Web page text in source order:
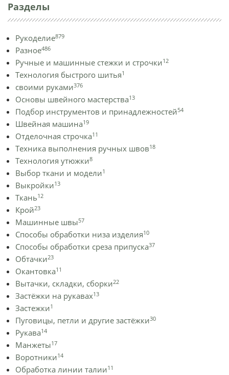
Разделы
Рукоделие879
Разное486
Ручные и машинные стежки и строчки12
Технология быстрого шитья1
своими руками376
Основы швейного мастерства13
Подбор инструментов и принадлежностей54
Швейная машина19
Отделочная строчка11
Техника выполнения ручных швов18
Технология утюжки8
Выбор ткани и модели1
Выкройки13
Ткань12
Крой23
Машинные швы57
Способы обработки низа изделия10
Способы обработки среза припуска37
Обтачки23
Окантовка11
Вытачки, складки, сборки22
Застёжки на рукавах13
Застежки1
Пуговицы, петли и другие застёжки30
Рукава14
Манжеты17
Воротники14
Обработка линии талии11